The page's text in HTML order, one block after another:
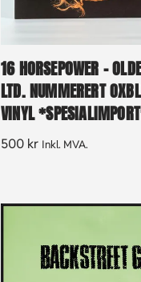
16 HORSEPOWER –
LTD. NUMMERERT
VINYL
500 kr Inkl. MVA.